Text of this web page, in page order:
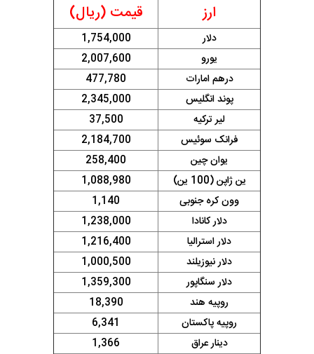
ارز قیمت (ریال)
دلار
1,754,000
یورو
2,007,600
درهم امارات
477,780
پوند انگلیس
2,345,000
لیر ترکیه
37,500
فرانک سوئیس
2,184,700
یوان چین
258,400
ین ژاپن (100 ین)
1,088,980
وون کره جنوبی
1,140
دلار کانادا
1,238,000
دلار استرالیا
1,216,400
دلار نیوزیلند
1,000,500
دلار سنگاپور
1,359,300
روپیه هند
18,390
روپیه پاکستان
6,341
دینار عراق
1,366